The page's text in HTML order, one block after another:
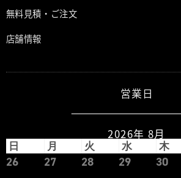
無料見積・ご注文
店舗情報
営業日
2026年 8月
日 月 火 水 木
26 27 28 29 30